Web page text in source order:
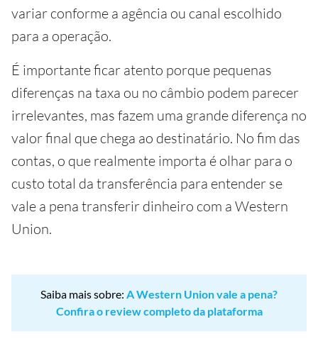
variar conforme a agência ou canal escolhido
para a operação.
É importante ficar atento porque pequenas
diferenças na taxa ou no câmbio podem parecer
irrelevantes, mas fazem uma grande diferença no
valor final que chega ao destinatário. No fim das
contas, o que realmente importa é olhar para o
custo total da transferência para entender se
vale a pena transferir dinheiro com a Western
Union.
Saiba mais sobre: A Western Union vale a pena?
Confira o review completo da plataforma